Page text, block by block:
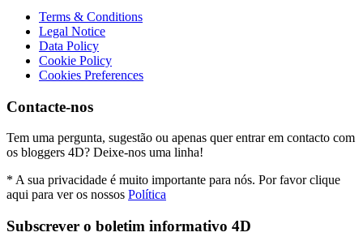
Terms & Conditions
Legal Notice
Data Policy
Cookie Policy
Cookies Preferences
Contacte-nos
Tem uma pergunta, sugestão ou apenas quer entrar em contacto com
os bloggers 4D? Deixe-nos uma linha!
* A sua privacidade é muito importante para nós. Por favor clique
aqui para ver os nossos Política
Subscrever o boletim informativo 4D